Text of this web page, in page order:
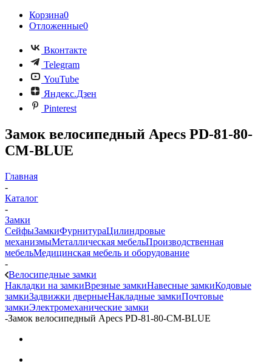
Корзина0
Отложенные0
Вконтакте
Telegram
YouTube
Яндекс.Дзен
Pinterest
Замок велосипедный Apecs PD-81-80-
CM-BLUE
Главная
-
Каталог
-
Замки
СейфыЗамкиФурнитураЦилиндровые
механизмыМеталлическая мебельПроизводственная
мебельМедицинская мебель и оборудование
-
Велосипедные замки
Накладки на замкиВрезные замкиНавесные замкиКодовые
замкиЗадвижки дверныеНакладные замкиПочтовые
замкиЭлектромеханические замки
-Замок велосипедный Apecs PD-81-80-CM-BLUE